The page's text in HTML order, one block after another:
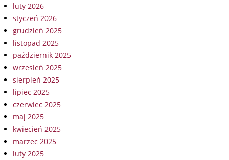
luty 2026
styczeń 2026
grudzień 2025
listopad 2025
październik 2025
wrzesień 2025
sierpień 2025
lipiec 2025
czerwiec 2025
maj 2025
kwiecień 2025
marzec 2025
luty 2025